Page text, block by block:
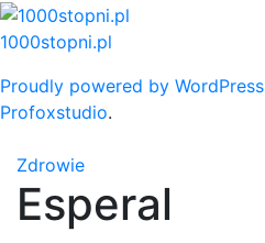
Skip
to
1000stopni.pl
Proudly powered by WordPress
Profoxstudio.
Zdrowie
Esperal